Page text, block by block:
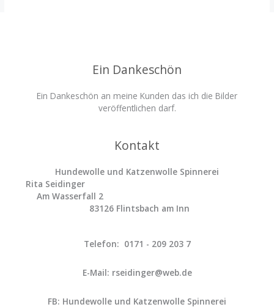
Ein Dankeschön
Ein Dankeschön an meine Kunden das ich die Bilder
veröffentlichen darf.
Kontakt
Hundewolle und Katzenwolle Spinnerei
Rita Seidinger
Am Wasserfall 2
83126 Flintsbach am Inn
Telefon: 0171 - 209 203 7
E-Mail: rseidinger@web.de
FB: Hundewolle und Katzenwolle Spinnerei